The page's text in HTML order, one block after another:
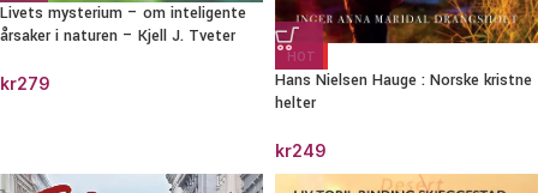
Livets mysterium – om inteligente
årsaker i naturen – Kjell J. Tveter
kr279
HOT
Hans Nielsen Hauge : Norske kristne
helter
kr249